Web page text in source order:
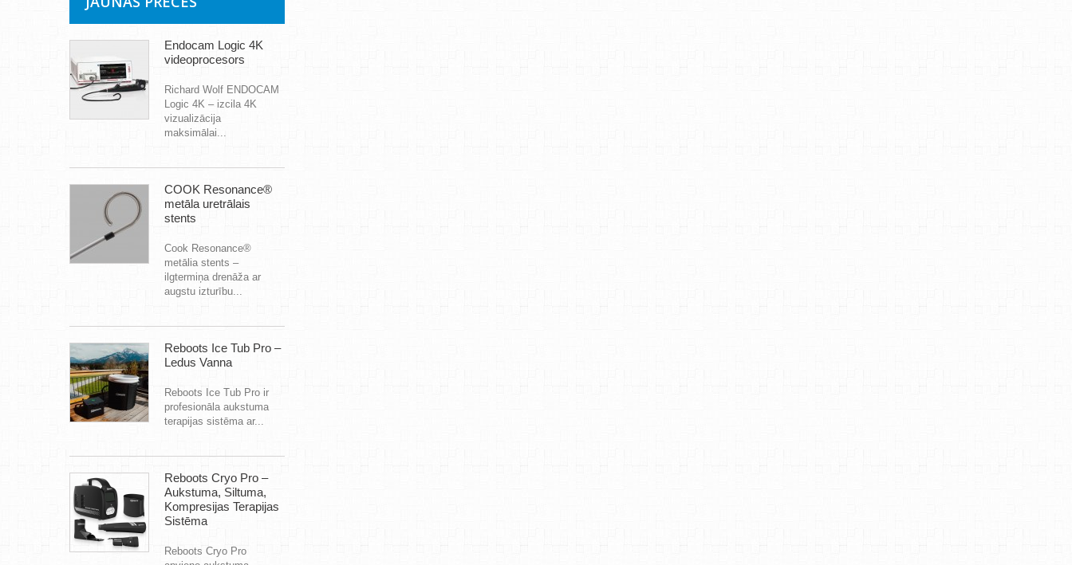
Endocam Logic 4K
videoprocesors
Richard Wolf ENDOCAM
Logic 4K – izcila 4K
vizualizācija
maksimālai...
COOK Resonance®
metāla uretrālais
stents
Cook Resonance®
metālia stents –
ilgtermiņa drenāža ar
augstu izturību...
Reboots Ice Tub Pro –
Ledus Vanna
Reboots Ice Tub Pro ir
profesionāla aukstuma
terapijas sistēma ar...
Reboots Cryo Pro –
Aukstuma, Siltuma,
Kompresijas Terapijas
Sistēma
Reboots Cryo Pro